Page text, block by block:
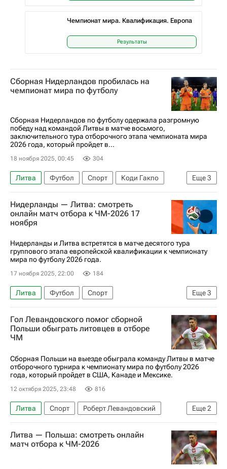
Чемпионат мира. Квалификация. Европа
Результаты
Сборная Нидерландов пробилась на
чемпионат мира по футболу
Сборная Нидерландов по футболу одержала разгромную
победу над командой Литвы в матче восьмого,
заключительного тура отборочного этапа чемпионата мира
2026 года, который пройдет в...
18 ноября 2025, 00:45 304
Еще3
Литва Футбол Спорт
Коди Гакпо
Хави Симонс
Нидерланды
ЧМ по футболу 2026
Нидерланды — Литва: смотреть
онлайн матч отбора к ЧМ-2026 17
ноября
Нидерланды и Литва встретятся в матче десятого тура
группового этапа европейской квалификации к чемпионату
мира по футболу 2026 года.
17 ноября 2025, 22:00 184
Еще3
Литва Футбол
Спорт
Анонсы и трансляции матчей
Нидерланды
ЧМ по футболу 2026
Гол Левандовского помог сборной
Польши обыграть литовцев в отборе
ЧМ
Сборная Польши на выезде обыграла команду Литвы в матче
отборочного турнира к чемпионату мира по футболу 2026
года, который пройдет в США, Канаде и Мексике.
12 октября 2025, 23:48 816
Еще2
Литва Спорт
Роберт Левандовский
Польша
ЧМ по футболу 2026
Литва — Польша: смотреть онлайн
матч отбора к ЧМ-2026